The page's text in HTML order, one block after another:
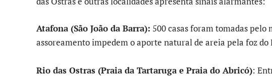
Atafona (São João da Barra): 500 casas foram tomadas pelo
assoreamento impedem o aporte natural de areia pela foz do
Rio das Ostras (Praia da Tartaruga e Praia do Abricó):